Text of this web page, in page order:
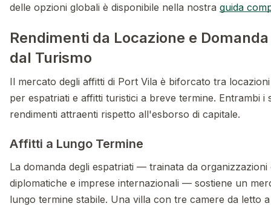
delle opzioni globali è disponibile nella nostra guida
Rendimenti da Locazione e
dal Turismo
Il mercato degli affitti di Port Vila è biforcato tra
per espatriati e affitti turistici a breve termine. Entrambi i
rendimenti attraenti rispetto all'esborso di capitale.
Affitti a Lungo Termine
La domanda degli espatriati — trainata da organizzazioni
diplomatiche e imprese internazionali — sostiene un
lungo termine stabile. Una villa con tre camere da letto